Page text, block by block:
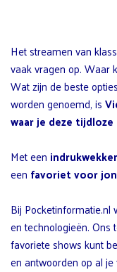
Het streamen van
vaak vragen op. Waar
Wat zijn de beste
worden genoemd, is
waar je deze
Met een
een favoriet voor
Bij
en technologieën.
favoriete shows kunt
en antwoorden op al